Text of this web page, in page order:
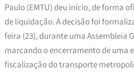
Paulo (EMTU) deu início, de forma
de liquidação. A decisão foi
feira (23), durante uma Assembleia
marcando o encerramento de uma
fiscalização do transporte